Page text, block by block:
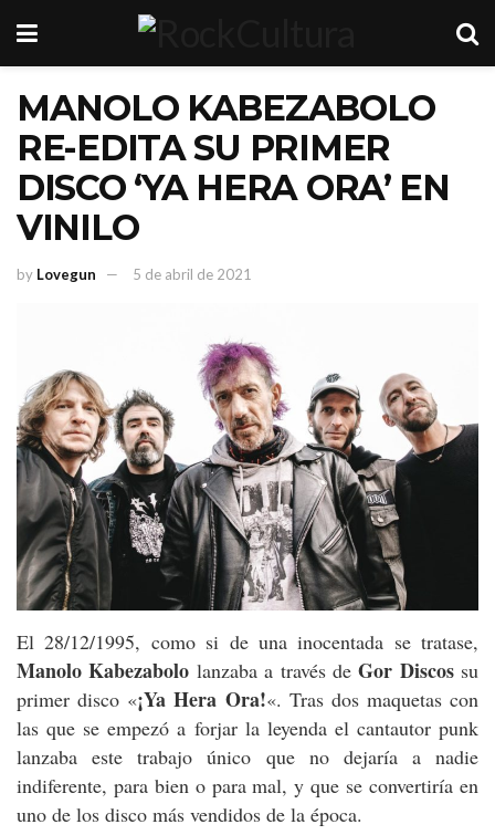
MANOLO KABEZABOLO
RE-EDITA SU PRIMER
DISCO ‘YA HERA ORA’ EN
VINILO
by Lovegun 5 de abril de 2021
El 28/12/1995, como si de una inocentada se tratase,
Manolo Kabezabolo lanzaba a través deGor Discossu
primer disco «¡Ya Hera Ora!«. Tras dos maquetas con
las que se empezó a forjar la leyenda el cantautor punk
lanzaba este trabajo único que no dejaría a nadie
indiferente, para bien o para mal, y que se convertiría en
uno de los disco más vendidos de la época.